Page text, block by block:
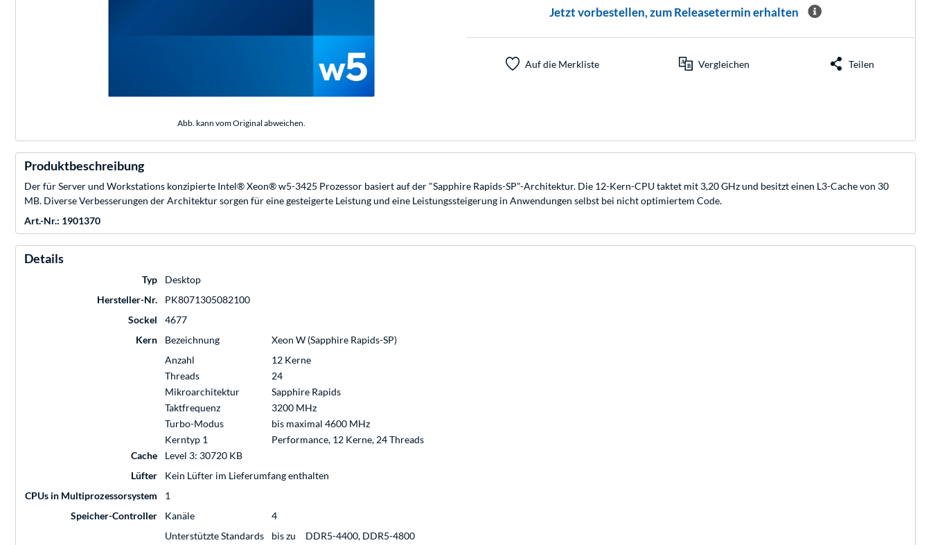
Abb. kann vom Original abweichen.
Jetzt vorbestellen, zum Releasetermin erhalten
Auf die Merkliste Vergleichen Teilen
Produktbeschreibung
Der für Server und Workstations konzipierte Intel® Xeon® w5-3425 Prozessor basiert auf der "Sapphire Rapids-SP"-Architektur. Die 12-Kern-CPU taktet mit 3,20 GHz und besitzt einen L3-Cache von 30
MB. Diverse Verbesserungen der Architektur sorgen für eine gesteigerte Leistung und eine Leistungssteigerung in Anwendungen selbst bei nicht optimiertem Code.
Art.-Nr.: 1901370
Details
Typ
Desktop
Hersteller-Nr.
PK8071305082100
Sockel
4677
Kern
Bezeichnung
Xeon W (Sapphire Rapids-SP)
Anzahl
12 Kerne
Threads
24
Mikroarchitektur
Sapphire Rapids
Taktfrequenz
3200 MHz
Turbo-Modus
bis maximal 4600 MHz
Kerntyp 1
Performance, 12 Kerne, 24 Threads
Cache
Level 3: 30720 KB
Lüfter
Kein Lüfter im Lieferumfang enthalten
CPUs in Multiprozessorsystem
1
Speicher-Controller
Kanäle
4
Unterstützte Standards
bis zu
DDR5-4400, DDR5-4800